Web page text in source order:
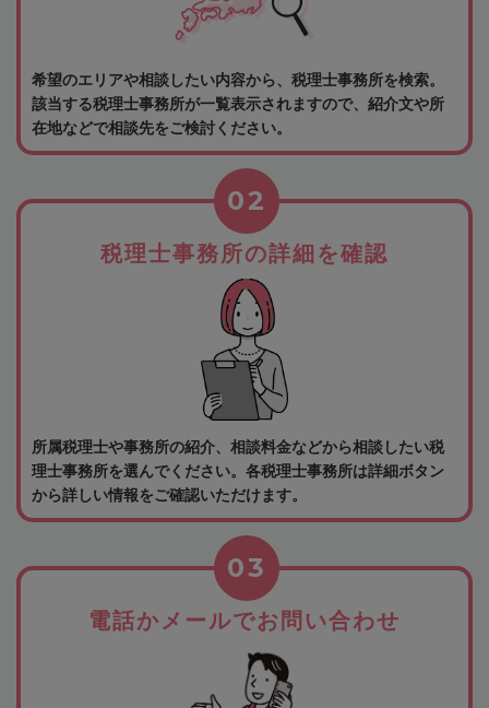
希望のエリアや相談したい内容から、税理士事務所を検索。
該当する税理士事務所が一覧表示されますので、紹介文や所
在地などで相談先をご検討ください。
税理士事務所の詳細を確認
02
所属税理士や事務所の紹介、相談料金などから相談したい税
理士事務所を選んでください。各税理士事務所は詳細ボタン
から詳しい情報をご確認いただけます。
電話かメールでお問い合わせ
03